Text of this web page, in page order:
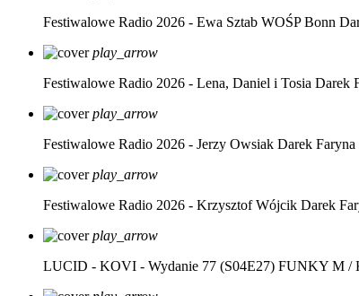
Festiwalowe Radio 2026 - Ewa Sztab WOŚP Bonn
play_arrow
Festiwalowe Radio 2026 - Lena, Daniel i Tosia Darek
play_arrow
Festiwalowe Radio 2026 - Jerzy Owsiak Darek
play_arrow
Festiwalowe Radio 2026 - Krzysztof Wójcik Darek
play_arrow
LUCID - KOVI - Wydanie 77 (S04E27) FUNKY M /